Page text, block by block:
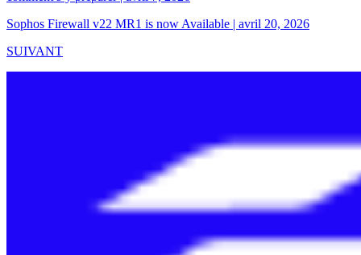
Sophos Firewall v22 MR1 is now Available | avril 20, 2026
SUIVANT